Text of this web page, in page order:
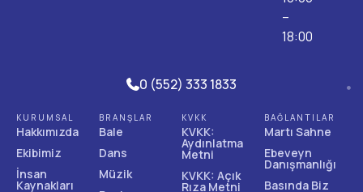
–
18:00
0 (552) 333 1833
KURUMSAL
Hakkımızda
Ekibimiz
İnsan
Kaynakları
BRANŞLAR
Bale
Dans
Müzik
KVKK
KVKK:
Aydınlatma
Metni
KVKK: Açık
Rıza Metni
BAĞLANTILAR
Martı Sahne
Ebeveyn
Danışmanlığı
Basında Biz